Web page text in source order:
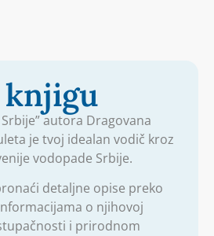
autora Dragovana
je tvoj idealan vodič kroz
vodopade Srbije.
detaljne opise preko
o njihovoj
i prirodnom